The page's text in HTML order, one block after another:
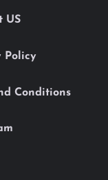
US
Policy
Conditions